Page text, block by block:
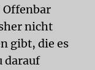
Offenbar
nicht
gibt, die es
darauf